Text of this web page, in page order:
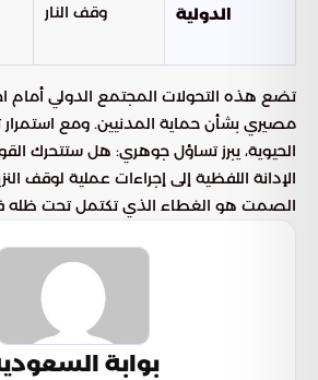
الدولية
وقف النار
تضع هذه التحولات المجتمع الدولي أمام
مصيري بشأن حماية المدنيين. ومع
الحيوية، يبرز تساؤل جوهري: هل ستتحرك
الإدانة اللفظية إلى إجراءات عملية لوقف
الصمت هو الغطاء الذي تكتمل تحت ظله
بوابة